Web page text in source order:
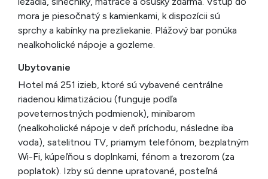
mora je piesočnatý s kamienkami, k dispozícii sú
sprchy a kabínky na prezliekanie. Plážový bar ponúka
nealkoholické nápoje a gozleme.
Ubytovanie
Hotel má 251 izieb, ktoré sú vybavené centrálne
riadenou klimatizáciou (funguje podľa
poveternostných podmienok), minibarom
(nealkoholické nápoje v deň príchodu, následne iba
voda), satelitnou TV, priamym telefónom, bezplatným
Wi-Fi, kúpeľňou s doplnkami, fénom a trezorom (za
poplatok). Izby sú denne upratované, posteľná